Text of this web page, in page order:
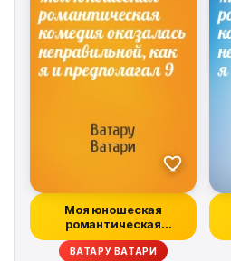
Моя юношеская
романтическая
комедия оказалась
непр...
ВАТАРУ ВАТАРИ